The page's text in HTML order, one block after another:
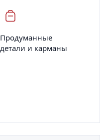
Продуманные
детали и карманы